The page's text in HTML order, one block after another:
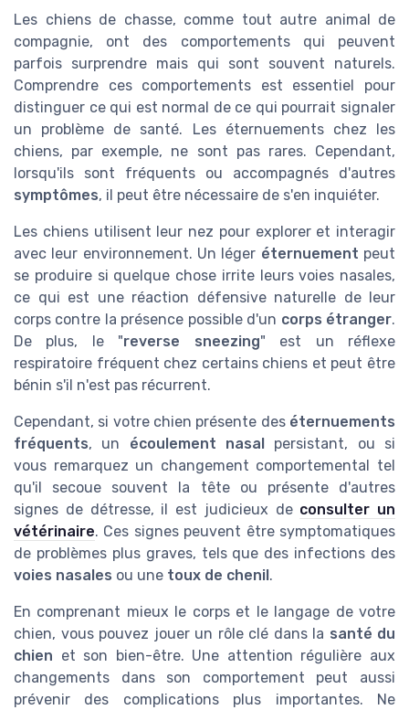
Les chiens de chasse, comme tout autre animal de
compagnie, ont des comportements qui peuvent
parfois surprendre mais qui sont souvent naturels.
Comprendre ces comportements est essentiel pour
distinguer ce qui est normal de ce qui pourrait signaler
un problème de santé. Les éternuements chez les
chiens, par exemple, ne sont pas rares. Cependant,
lorsqu'ils sont fréquents ou accompagnés d'autres
symptômes, il peut être nécessaire de s'en inquiéter.
Les chiens utilisent leur nez pour explorer et interagir
avec leur environnement. Un léger éternuement peut
se produire si quelque chose irrite leurs voies nasales,
ce qui est une réaction défensive naturelle de leur
corps contre la présence possible d'un corps étranger.
De plus, le "reverse sneezing" est un réflexe
respiratoire fréquent chez certains chiens et peut être
bénin s'il n'est pas récurrent.
Cependant, si votre chien présente des éternuements
fréquents, un écoulement nasal persistant, ou si
vous remarquez un changement comportemental tel
qu'il secoue souvent la tête ou présente d'autres
signes de détresse, il est judicieux de consulter un
vétérinaire. Ces signes peuvent être symptomatiques
de problèmes plus graves, tels que des infections des
voies nasales ou une toux de chenil.
En comprenant mieux le corps et le langage de votre
chien, vous pouvez jouer un rôle clé dans la santé du
chien et son bien-être. Une attention régulière aux
changements dans son comportement peut aussi
prévenir des complications plus importantes. Ne